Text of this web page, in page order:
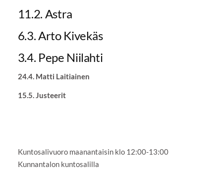
11.2. Astra
6.3. Arto Kivekäs
3.4. Pepe Niilahti
24.4. Matti Laitiainen
15.5. Justeerit
Kuntosalivuoro maanantaisin klo 12:00-13:00
Kunnantalon kuntosalilla